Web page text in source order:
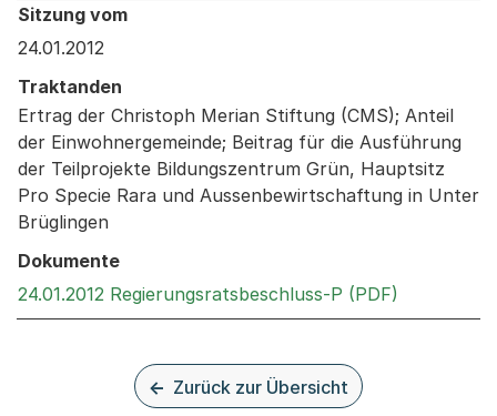
Behandelt an den folgenden Sitzungen: Informationen
Sitzung vom
24.01.2012
Traktanden
Ertrag der Christoph Merian Stiftung (CMS); Anteil
der Einwohnergemeinde; Beitrag für die Ausführung
der Teilprojekte Bildungszentrum Grün, Hauptsitz
Pro Specie Rara und Aussenbewirtschaftung in Unter
Brüglingen
Dokumente
24.01.2012 Regierungsratsbeschluss-P (PDF)
Zurück zur Übersicht